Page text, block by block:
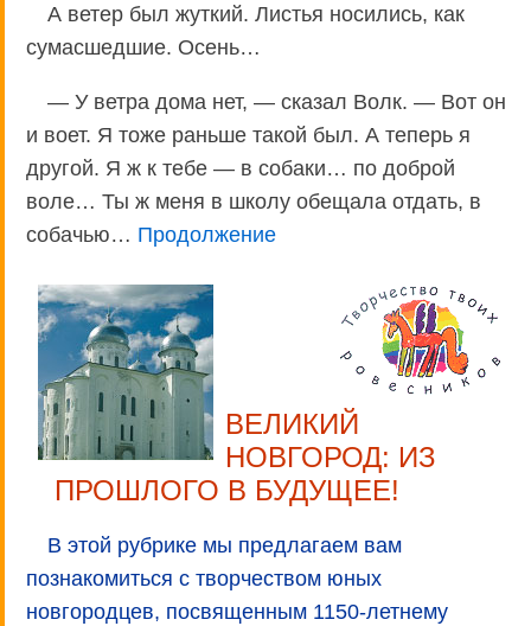
А ветер был жуткий. Листья носились, как
сумасшедшие. Осень…
— У ветра дома нет, — сказал Волк. — Вот он
и воет. Я тоже раньше такой был. А теперь я
другой. Я ж к тебе — в собаки… по доброй
воле… Ты ж меня в школу обещала отдать, в
собачью… Продолжение
ВЕЛИКИЙ
НОВГОРОД: ИЗ
ПРОШЛОГО В БУДУЩЕЕ!
В этой рубрике мы предлагаем вам
познакомиться с творчеством юных
новгородцев, посвященным 1150-летнему